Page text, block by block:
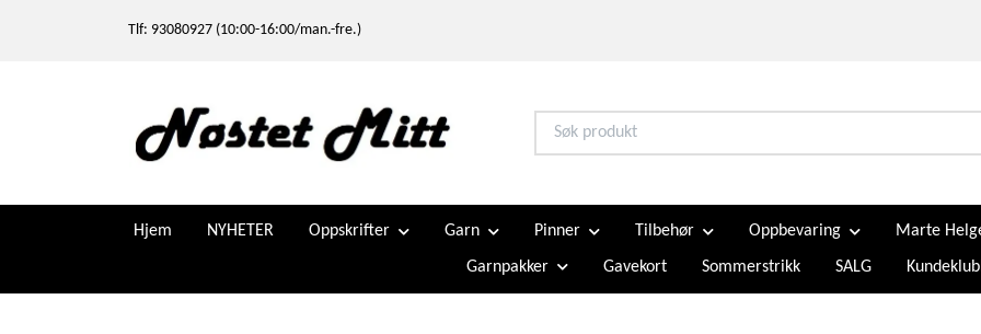
Tlf: 93080927 (10:00-16:00/man.-fre.)
Hjem NYHETER Oppskrifter Garn Pinner Tilbehør Oppbevaring Marte
Garnpakker Gavekort Sommerstrikk SALG